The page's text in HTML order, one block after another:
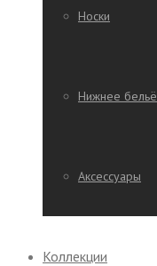
Носки
Нижнее бельё
Аксессуары
Коллекции